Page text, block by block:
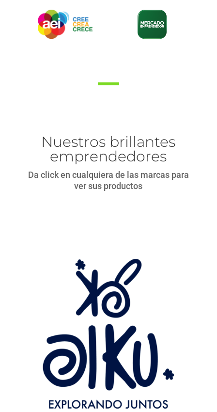
Nuestros brillantes
emprendedores
Da click en cualquiera de las marcas para
ver sus productos